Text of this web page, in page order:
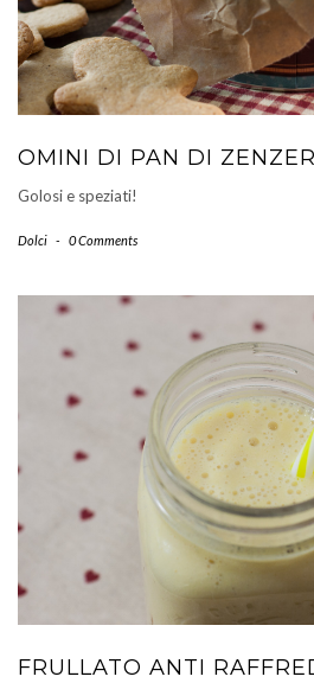
OMINI DI PAN DI
Golosi e speziati!
Dolci - 0 Comments
FRULLATO ANTI